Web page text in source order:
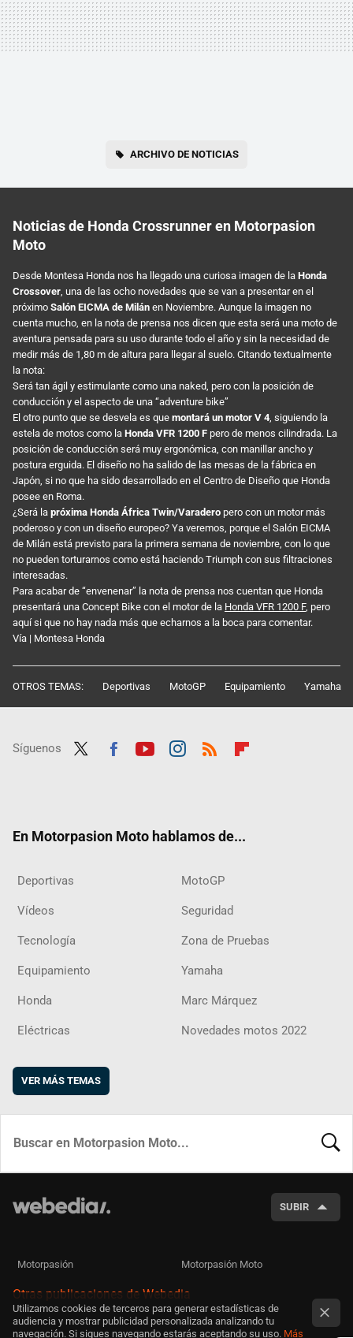
ARCHIVO DE NOTICIAS
Noticias de Honda Crossrunner en Motorpasion
Moto
Desde Montesa Honda nos ha llegado una curiosa imagen de la Honda
Crossover , una de las ocho novedades que se van a presentar en el
próximo Salón EICMA de Milán en Noviembre. Aunque la imagen no
cuenta mucho, en la nota de prensa nos dicen que esta será una moto de
aventura pensada para su uso durante todo el año y sin la necesidad de
medir más de 1,80 m de altura para llegar al suelo. Citando textualmente
la nota:
Será tan ágil y estimulante como una naked, pero con la posición de
conducción y el aspecto de una “adventure bike”
El otro punto que se desvela es que montará un motor V 4 , siguiendo la
estela de motos como la Honda VFR 1200 F pero de menos cilindrada. La
posición de conducción será muy ergonómica, con manillar ancho y
postura erguida. El diseño no ha salido de las mesas de la fábrica en
Japón, si no que ha sido desarrollado en el Centro de Diseño que Honda
posee en Roma.
¿Será la próxima Honda África Twin/Varadero pero con un motor más
poderoso y con un diseño europeo? Ya veremos, porque el Salón EICMA
de Milán está previsto para la primera semana de noviembre, con lo que
no pueden torturarnos como está haciendo Triumph con sus filtraciones
interesadas.
Para acabar de “envenenar” la nota de prensa nos cuentan que Honda
presentará una Concept Bike con el motor de la Honda VFR 1200 F, pero
aquí si que no hay nada más que echarnos a la boca para comentar.
Vía | Montesa Honda
OTROS TEMAS: Deportivas MotoGP Equipamiento Yamaha
Síguenos
En Motorpasion Moto hablamos de...
Deportivas MotoGP
Vídeos Seguridad
Tecnología Zona de Pruebas
Equipamiento Yamaha
Honda Marc Márquez
Eléctricas Novedades motos 2022
VER MÁS TEMAS
SUBIR
Motorpasión Motorpasión Moto
Otras publicaciones de Webedia
Utilizamos cookies de terceros para generar estadísticas de
audiencia y mostrar publicidad personalizada analizando tu
navegación. Si sigues navegando estarás aceptando su uso. Más